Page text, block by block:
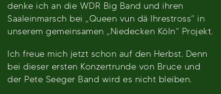
denke ich an die WDR Big Band und ihren
Saaleinmarsch bei „Queen vun dä Ihrestross“ in
unserem gemeinsamen „Niedecken Köln“ Projekt.
Ich freue mich jetzt schon auf den Herbst. Denn
bei dieser ersten Konzertrunde von Bruce und
der Pete Seeger Band wird es nicht bleiben.